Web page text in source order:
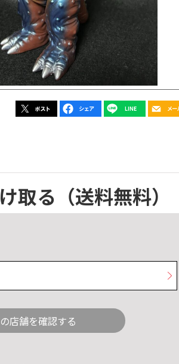
取る （送料無料）
店舗を確認する